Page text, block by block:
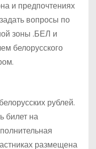
и предпочтениях
вопросы по
зоны .БЕЛ и
белорусского
рублей.
билет на
размещена